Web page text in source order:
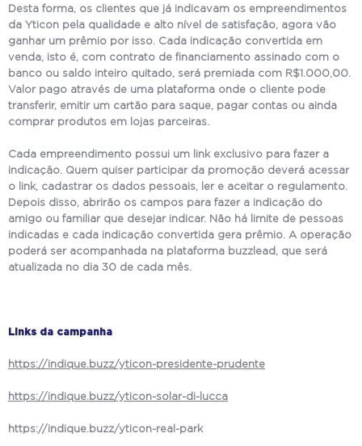
Desta forma, os clientes que já indicavam os empreendimentos
da Yticon pela qualidade e alto nível de satisfação, agora vão
ganhar um prêmio por isso. Cada indicação convertida em
venda, isto é, com contrato de financiamento assinado com o
banco ou saldo inteiro quitado, será premiada com R$1.000,00.
Valor pago através de uma plataforma onde o cliente pode
transferir, emitir um cartão para saque, pagar contas ou ainda
comprar produtos em lojas parceiras.
Cada empreendimento possui um link exclusivo para fazer a
indicação. Quem quiser participar da promoção deverá acessar
o link, cadastrar os dados pessoais, ler e aceitar o regulamento.
Depois disso, abrirão os campos para fazer a indicação do
amigo ou familiar que desejar indicar. Não há limite de pessoas
indicadas e cada indicação convertida gera prêmio. A operação
poderá ser acompanhada na plataforma buzzlead, que será
atualizada no dia 30 de cada mês.
Links da campanha
https://indique.buzz/yticon-presidente-prudente
https://indique.buzz/yticon-solar-di-lucca
https://indique.buzz/yticon-real-park